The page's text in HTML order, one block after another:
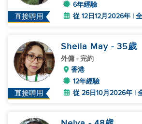
直接聘用
6年經驗
從 12日12月2026年 |
直接聘用
Sheila May - 35歲
外傭 - 完約
香港
12年經驗
從 26日10月2026年 |